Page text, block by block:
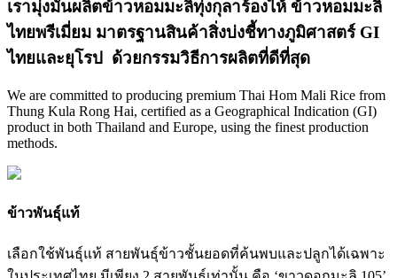
เรามุ่งมั่นผลิตข้าวหอมมะลิทุ่งกุลาร้องไห้ ข้าวหอมมะลิ
ไทยพรีเมี่ยม มาตรฐานสินค้าสิ่งบ่งชี้ทางภูมิศาสตร์ GI
ไทยและยุโรป ด้วยกรรมวิธีการผลิตที่ดีที่สุด
We are committed to producing premium Thai Hom Mali Rice from
Thung Kula Rong Hai, certified as a Geographical Indication (GI)
product in both Thailand and Europe, using the finest production
methods.
ข้าวพันธุ์แท้
เลือกใช้พันธุ์แท้ สายพันธุ์ข้าวชั้นยอดที่ค้นพบและปลูกได้เฉพาะ